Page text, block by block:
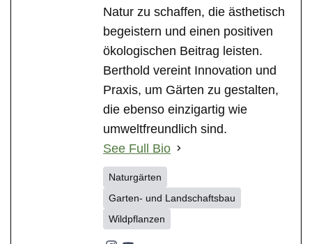
Natur zu schaffen, die ästhetisch
begeistern und einen positiven
ökologischen Beitrag leisten.
Berthold vereint Innovation und
Praxis, um Gärten zu gestalten,
die ebenso einzigartig wie
umweltfreundlich sind.
See Full Bio
Naturgärten
Garten- und Landschaftsbau
Wildpflanzen